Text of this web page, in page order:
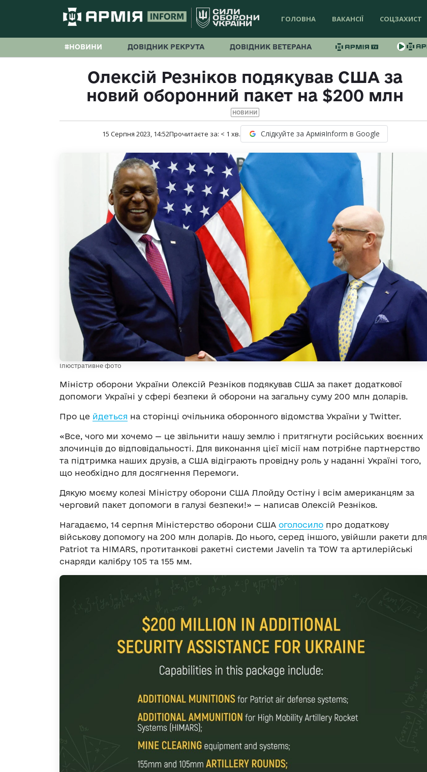
ГОЛОВНА ВАКАНСІЇ СОЦЗАХИСТ
#НОВИНИ ДОВІДНИК РЕКРУТА ДОВІДНИК ВЕТЕРАНА
Олексій Резніков подякував США за
новий оборонний пакет на $200 млн
НОВИНИ
15 Серпня 2023, 14:52Прочитаєте за: < 1 хв. Слідкуйте за АрміяInform в Google
Ілюстративне фото
Міністр оборони України Олексій Резніков подякував США за пакет додаткової
допомоги Україні у сфері безпеки й оборони на загальну суму 200 млн доларів.
Про це йдеться на сторінці очільника оборонного відомства України у Twitter.
«Все, чого ми хочемо — це звільнити нашу землю і притягнути російських воєнних
злочинців до відповідальності. Для виконання цієї місії нам потрібне партнерство
та підтримка наших друзів, а США відіграють провідну роль у наданні Україні того,
що необхідно для досягнення Перемоги.
Дякую моєму колезі Міністру оборони США Ллойду Остіну і всім американцям за
черговий пакет допомоги в галузі безпеки!» — написав Олексій Резніков.
Нагадаємо, 14 серпня Міністерство оборони США оголосило про додаткову
військову допомогу на 200 млн доларів. До нього, серед іншого, увійшли ракети для
Patriot та HIMARS, протитанкові ракетні системи Javelin та TOW та артилерійські
снаряди калібру 105 та 155 мм.